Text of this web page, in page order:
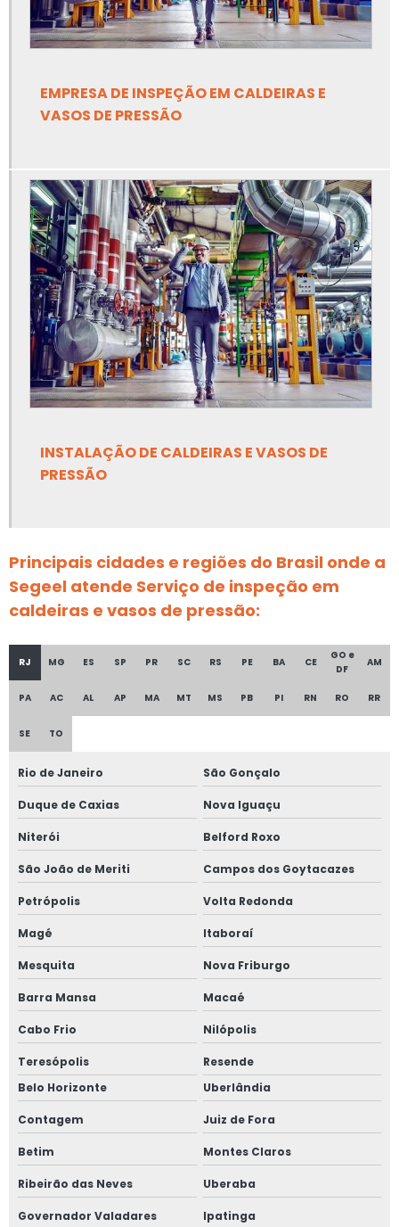
Empresa de inspeção em caldeiras
Empresa de inspeção em caldeiras e vasos de pressão
Empresa de inspeção em tubulações
Empresa de inspeção em vasos de pressão
Empresa de laudo e inspeção nr13
Empresa de linha de vida e ponto de ancoragem
Empresa de linha de vida para trabalho em altura
Empresa de projetos de adequação de máquinas nr12
Empresa de projetos de ancoragem e linha de vida
Empresa de projetos de combate a incêndio
Empresa de projetos de spda
Empresa de projetos linha de vida
Empresa de projetos linha de vida em ms
Empresa de projetos nr 12
Empresa de regulamentação nr 12
Empresa de teste de estanqueidade
Empresa de teste de estanqueidade em vasos de pressão
Empresa de treinamento nr 12
Empresa de treinamentos de nr 10
Empresa especializada em norma regulamentadora
Empresa especializada em nr 12
Empresa especializada em projetos elétricos
Empresa laudo spda
Empresa treinamentos de nr 13
Inspeção de caldeiras campo grande
Inspeção de caldeiras nr 13
Inspeção de segurança em caldeiras
EMPRESA DE INSPEÇÃO EM CALDEIRAS E
VASOS DE PRESSÃO
INSTALAÇÃO DE CALDEIRAS E VASOS DE
PRESSÃO
Principais cidades e regiões do Brasil onde a
Segeel atende Serviço de inspeção em
caldeiras e vasos de pressão:
RJ MG ES SP PR SC RS PE BA CE
GO e
DF
AM
PA AC AL AP MA MT MS PB PI RN RO RR
SE TO
Rio de Janeiro São Gonçalo
Duque de Caxias Nova Iguaçu
Niterói Belford Roxo
São João de Meriti Campos dos Goytacazes
Petrópolis Volta Redonda
Magé Itaboraí
Mesquita Nova Friburgo
Barra Mansa Macaé
Cabo Frio Nilópolis
Teresópolis
Resende
Belo Horizonte
Uberlândia
Contagem Juiz de Fora
Betim Montes Claros
Ribeirão das Neves Uberaba
Governador Valadares Ipatinga